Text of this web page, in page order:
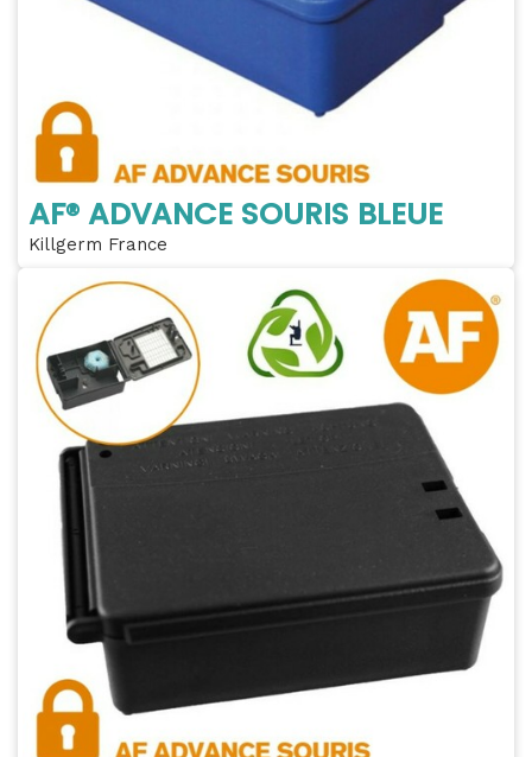
AF® ADVANCE SOURIS BLEUE
Killgerm France